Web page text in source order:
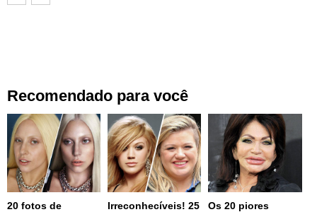
Recomendado para você
20 fotos de
Irreconhecíveis! 25
Os 20 piores